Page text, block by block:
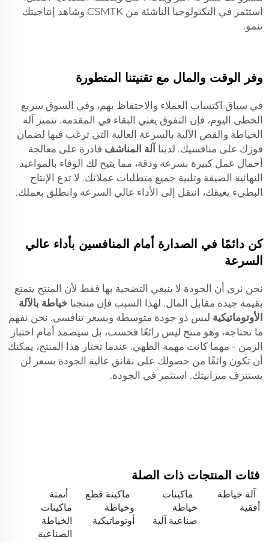
استثمر في التكنولوجيا الناشئة من CSMTK وشاهد إنتاجيتك
تنمو.
وفر الوقت والمال مع تقنيتنا المتطورة
في سباق اكتساب العملاء والاحتفاظ بهم، وفي السوق سريع
الخطى اليوم، فإن التفوق يعني البقاء في المقدمة. تتميز آلة
الخياطة والقص الآلية بالسرعة العالية التي ترغب فيها لضمان
فوزك على منافسيك. لدينا آلة المناشف قادرة على معالجة
أحمال عمل كبيرة بسرعة ودقة، مما يتيح لك الوفاء بالمواعيد
النهائية الضيقة وتلبية جميع متطلبات عملائك. لا تدع الإنتاج
البطيء يعيقك، انتقل إلى الأداء عالي السرعة وانطلق بعملك.
كن دائمًا في الصدارة أمام المنافسين بأداء عالي
السرعة
نحن نرى أن الجودة لا ينبغي التضحية بها فقط لأن المنتج يتمتع
بقيمة جيدة مقابل المال. لهذا السبب فإن منتجنا خياطة بالآلة
الأوتوماتيكية ليس ذو جودة متوسطة وبسعر تنافسي. نحن نفهم
ما تحتاجه، وهو منتج ليس رائعًا فحسب، بل سيصمد أمام اختبار
الزمن - مهما كانت مهمة الطهي. عندما تختار هذا المنتج، يمكنك
أن تكون واثقًا من حصولك على نقانق عالية الجودة بسعر لن
يستنزف ميزانيتك. استثمر في الجودة.
فئات المنتجات ذات الصلة
آلة خياطة
أفقية
ماكينات
خياطة
صناعية آلية
ماكينة قطع
وخياطة
أوتوماتيكية
أتمتة
ماكينات
الخياطة
الصناعية